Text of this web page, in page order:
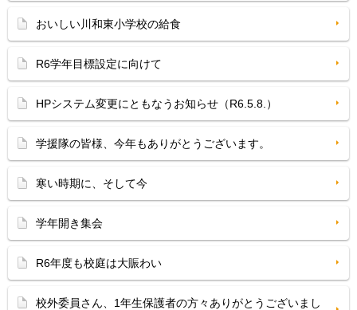
おいしい川和東小学校の給食
R6学年目標設定に向けて
HPシステム変更にともなうお知らせ（R6.5.8.）
学援隊の皆様、今年もありがとうございます。
寒い時期に、そして今
学年開き集会
R6年度も校庭は大賑わい
校外委員さん、1年生保護者の方々ありがとうございまし